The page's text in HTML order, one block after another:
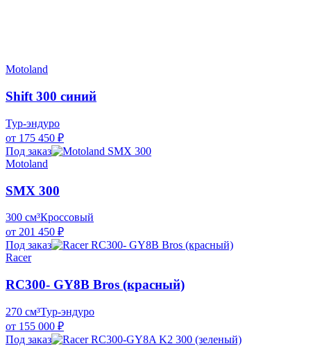
Motoland
Shift 300 синий
Тур-эндуро
от 175 450 ₽
Под заказ
Motoland
SMX 300
300 см³Кроссовый
от 201 450 ₽
Под заказ
Racer
RC300- GY8B Bros (красный)
270 см³Тур-эндуро
от 155 000 ₽
Под заказ